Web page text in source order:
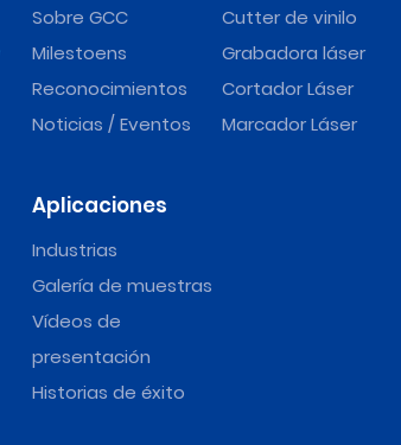
Sobre GCC
Milestoens
Reconocimientos
Noticias / Eventos
Aplicaciones
Industrias
Galería de muestras
Vídeos de
presentación
Historias de éxito
Cutter de vinilo
Grabadora láser
Cortador Láser
Marcador Láser